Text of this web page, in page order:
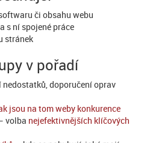
či obsahu webu
s ní spojené práce
stránek
v pořadí
doporučení oprav
jsou na tom weby konkurence
volba nejefektivnějších klíčových